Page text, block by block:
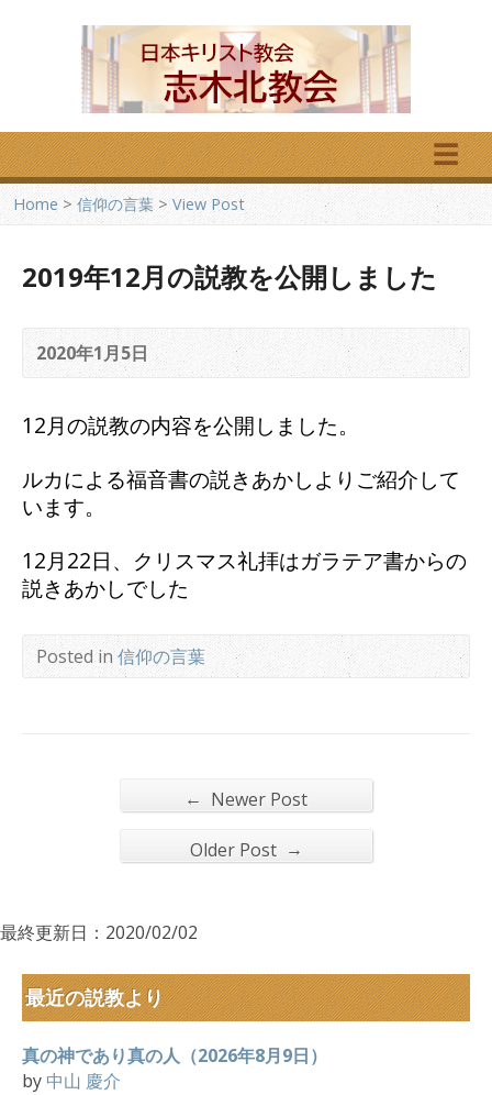
☰
Home>信仰の言葉 >View Post
2019年12月の説教を公開しました
2020年1月5日
12月の説教の内容を公開しました。
ルカによる福音書の説きあかしよりご紹介して
います。
12月22日、クリスマス礼拝はガラテア書からの
説きあかしでした
Posted in信仰の言葉
← Newer Post
Older Post →
最終更新日：2020/02/02
最近の説教より
真の神であり真の人（2026年8月9日）
by 中山 慶介